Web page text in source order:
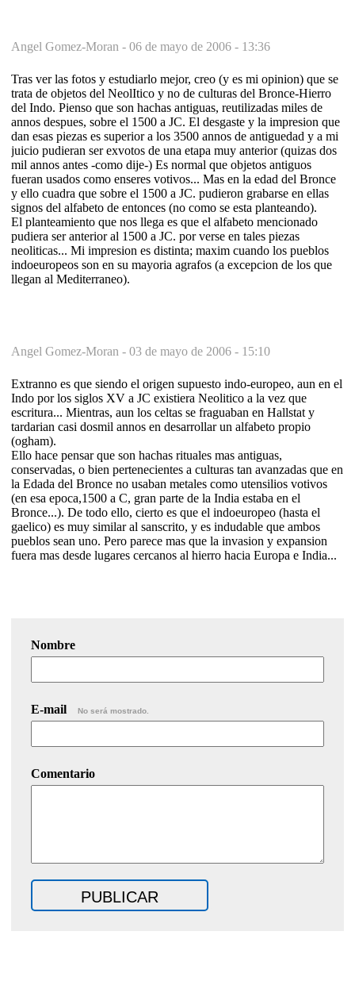
Angel Gomez-Moran - 06 de mayo de 2006 - 13:36
Tras ver las fotos y estudiarlo mejor, creo (y es mi opinion) que se
trata de objetos del NeolItico y no de culturas del Bronce-Hierro
del Indo. Pienso que son hachas antiguas, reutilizadas miles de
annos despues, sobre el 1500 a JC. El desgaste y la impresion que
dan esas piezas es superior a los 3500 annos de antiguedad y a mi
juicio pudieran ser exvotos de una etapa muy anterior (quizas dos
mil annos antes -como dije-) Es normal que objetos antiguos
fueran usados como enseres votivos... Mas en la edad del Bronce
y ello cuadra que sobre el 1500 a JC. pudieron grabarse en ellas
signos del alfabeto de entonces (no como se esta planteando).
El planteamiento que nos llega es que el alfabeto mencionado
pudiera ser anterior al 1500 a JC. por verse en tales piezas
neoliticas... Mi impresion es distinta; maxim cuando los pueblos
indoeuropeos son en su mayoria agrafos (a excepcion de los que
llegan al Mediterraneo).
Angel Gomez-Moran - 03 de mayo de 2006 - 15:10
Extranno es que siendo el origen supuesto indo-europeo, aun en el
Indo por los siglos XV a JC existiera Neolitico a la vez que
escritura... Mientras, aun los celtas se fraguaban en Hallstat y
tardarian casi dosmil annos en desarrollar un alfabeto propio
(ogham).
Ello hace pensar que son hachas rituales mas antiguas,
conservadas, o bien pertenecientes a culturas tan avanzadas que en
la Edada del Bronce no usaban metales como utensilios votivos
(en esa epoca,1500 a C, gran parte de la India estaba en el
Bronce...). De todo ello, cierto es que el indoeuropeo (hasta el
gaelico) es muy similar al sanscrito, y es indudable que ambos
pueblos sean uno. Pero parece mas que la invasion y expansion
fuera mas desde lugares cercanos al hierro hacia Europa e India...
Nombre
E-mail No será mostrado.
Comentario